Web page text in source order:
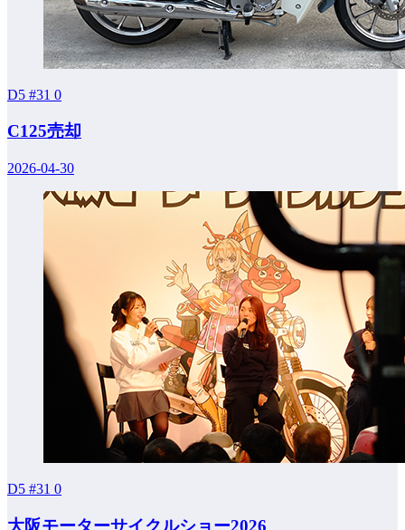
D5 #31 0
C125売却
2026-04-30
D5 #31 0
大阪モーターサイクルショー2026